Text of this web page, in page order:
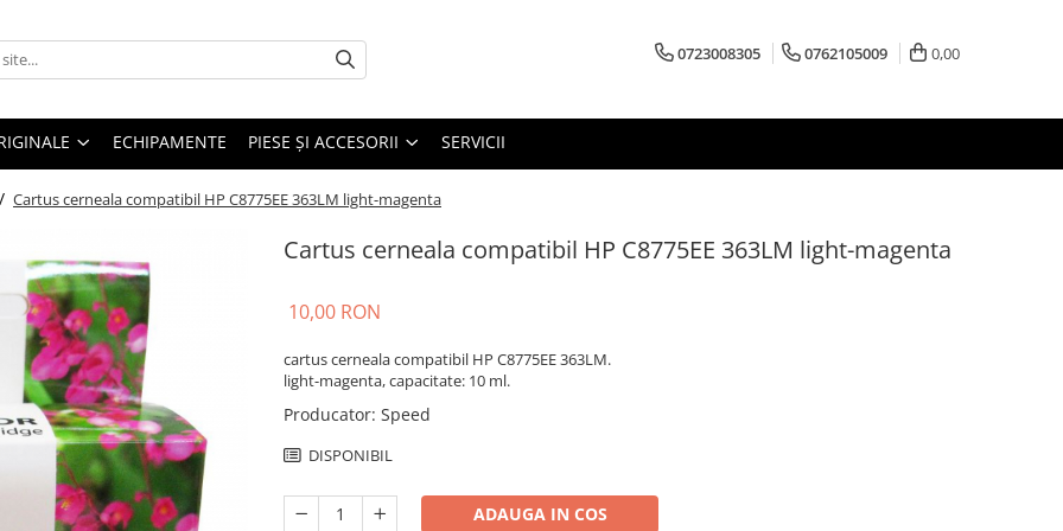
0723008305 0762105009 0,00
ECHIPAMENTE PIESE ŞI ACCESORII SERVICII
Cartus cerneala compatibil HP C8775EE 363LM light-magenta
Cartus cerneala compatibil HP C8775EE 363LM light-magenta
10,00 RON
cartus cerneala compatibil HP C8775EE 363LM.
light-magenta, capacitate: 10 ml.
Producator: Speed
DISPONIBIL
ADAUGA IN COS